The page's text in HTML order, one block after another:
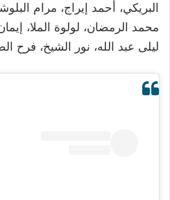
البريكي، أحمد إيراج، مرام
محمد الرمضان، لولوة الملا،
ليلى عبد الله، نور الشيخ، فرح